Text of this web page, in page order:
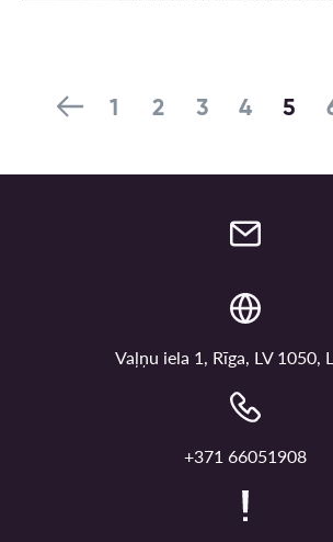
1 2 3 4 5
Vaļņu iela 1, Rīga, LV 1050,
+371 66051908